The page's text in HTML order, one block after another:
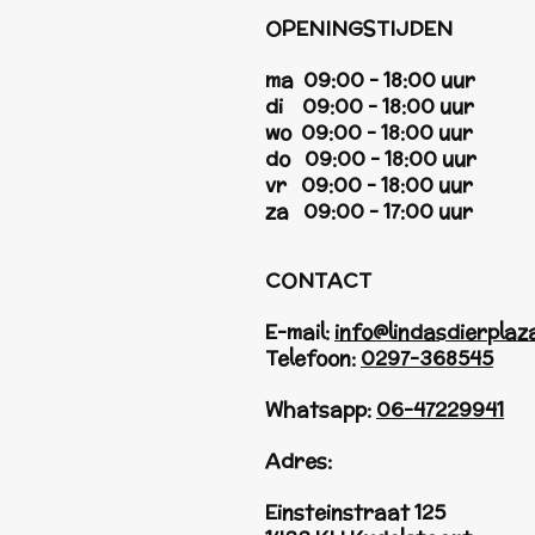
OPENINGSTIJDEN
ma 09:00 - 18:00 uur
di 09:00 - 18:00 uur
wo 09:00 - 18:00 uur
do 09:00 - 18:00 uur
vr 09:00 - 18:00 uur
za 09:00 - 17:00 uur
CONTACT
E-mail:
Telefoon: 0297-368545
Whatsapp: 06-47229941
Adres:
Einsteinstraat 125